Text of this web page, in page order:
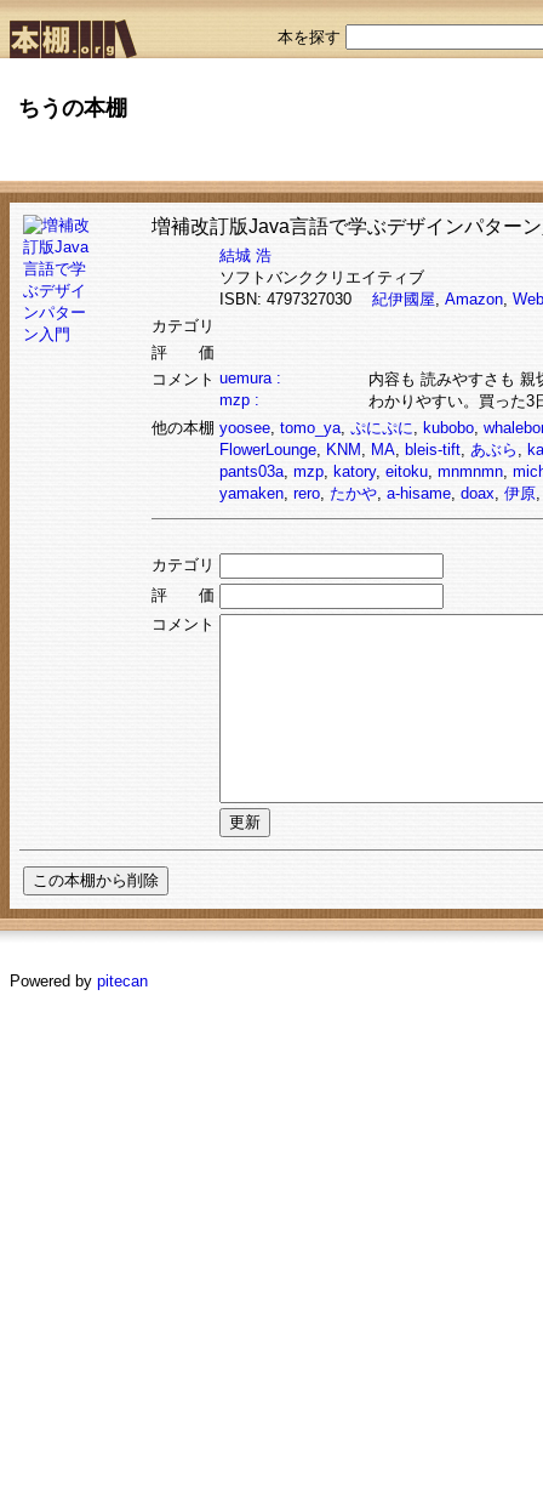
本を探す
ちうの本棚
増補改訂版Java言語で学ぶデザインパター
結城 浩
ソフトバンククリエイティブ
ISBN: 4797327030 紀伊國屋, Amazon,
カテゴリ
評 価
コメント uemura :
内容も 読みやすさも 親
mzp :
わかりやすい。買った3
他の本棚 yoosee, tomo_ya, ぷにぷに, kubobo,
FlowerLounge, KNM , MA, bleis-tift, あぶら ,
pants03a, mzp, katory, eitoku, mnmnmn,
yamaken, rero, たかや, a-hisame, doax, 伊原
カテゴリ
評 価
コメント
Powered by pitecan